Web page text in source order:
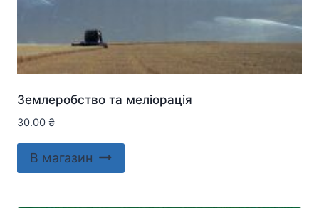
Землеробство та меліорація
30.00 ₴
В магазин